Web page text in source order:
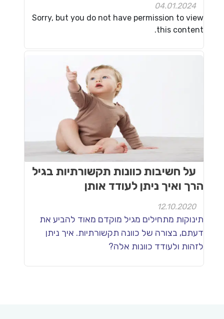
04.01.2024
Sorry, but you do not have permission to view
this content.
על חשיבות כוונות תקשורתיות בגיל
הרך ואיך ניתן לעודד אותן
12.10.2020
תינוקות מתחילים מגיל מוקדם מאוד להביע את
דעתם, בצורה של כוונה תקשורתיות. איך ניתן
לזהות ולעודד כוונות אלה?